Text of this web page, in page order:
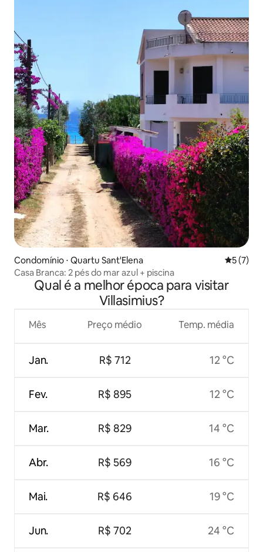
Condomínio ⋅ Quartu Sant'Elena 5 de
5 (7)
Casa Branca: 2 pés do mar azul + piscina
Qual é a melhor época para visitar
Villasimius?
Mês
Jan.
Fev.
Mar.
Abr.
Mai.
Jun.
Preço médio
R$ 712
R$ 895
R$ 829
R$ 569
R$ 646
R$ 702
Temp. média
12 °C
12 °C
14 °C
16 °C
19 °C
24 °C